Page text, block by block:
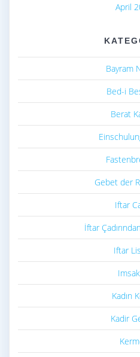
April
Bayram
Bed-i
Berat
Gebet der
Iftar
İftar
Iftar
Kadın
Kadir